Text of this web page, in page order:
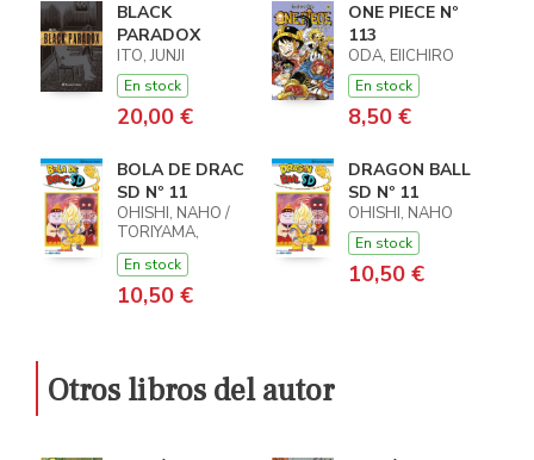
BLACK
PARADOX
ITO, JUNJI
En stock
20,00 €
ONE PIECE Nº
113
ODA, EIICHIRO
En stock
8,50 €
BOLA DE DRAC
SD Nº 11
OHISHI, NAHO /
TORIYAMA,
AKIRA
En stock
10,50 €
DRAGON BALL
SD Nº 11
OHISHI, NAHO
En stock
10,50 €
Otros libros del autor